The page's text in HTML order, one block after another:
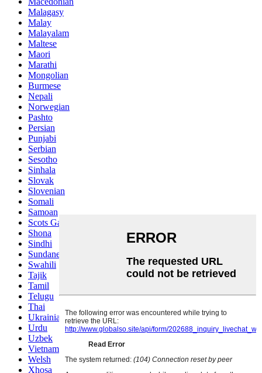
Malagasy
Malay
Malayalam
Maltese
Maori
Marathi
Mongolian
Burmese
Nepali
Norwegian
Pashto
Persian
Punjabi
Serbian
Sesotho
Sinhala
Slovak
Slovenian
Somali
Samoan
Scots Gaelic
Shona
Sindhi
Sundanese
Swahili
Tajik
Tamil
Telugu
Thai
Ukrainian
Urdu
Uzbek
Vietnamese
Welsh
Xhosa